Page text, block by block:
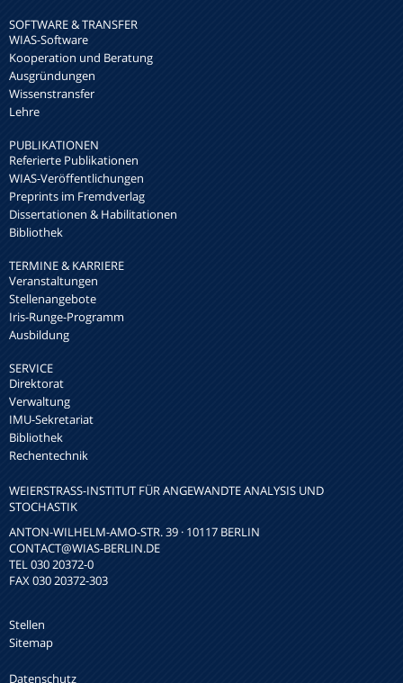
SOFTWARE & TRANSFER
WIAS-Software
Kooperation und Beratung
Ausgründungen
Wissenstransfer
Lehre
PUBLIKATIONEN
Referierte Publikationen
WIAS-Veröffentlichungen
Preprints im Fremdverlag
Dissertationen & Habilitationen
Bibliothek
TERMINE & KARRIERE
Veranstaltungen
Stellenangebote
Iris-Runge-Programm
Ausbildung
SERVICE
Direktorat
Verwaltung
IMU-Sekretariat
Bibliothek
Rechentechnik
WEIERSTRASS-INSTITUT FÜR ANGEWANDTE ANALYSIS UND S
TOCHASTIK
ANTON-WILHELM-AMO-STR. 39 · 10117 BERLIN
CONTACT@WIAS-BERLIN.DE
TEL 030 20372-0
FAX 030 20372-303
Stellen
Sitemap
Datenschutz